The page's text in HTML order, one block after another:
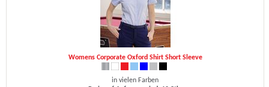
Womens Corporate Oxford Shirt Short Sleeve
in vielen Farben